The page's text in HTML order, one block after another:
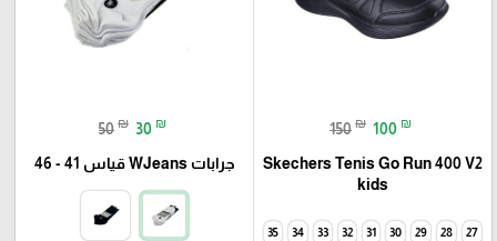
150 ₪ 100 ₪
Skechers Tenis Go Run 400 V2
kids
27
28
29
30
31
32
33
34
35
50 ₪ 30 ₪
جرابات WJeans قياس 41 - 46